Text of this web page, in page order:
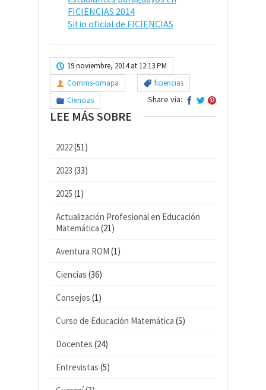
FICIENCIAS 2014
Sitio oficial de FICIENCIAS
19 noviembre, 2014 at 12:13 PM
Comms-omapa
ficiencias
Ciencias
Share via:
LEE MÁS SOBRE
2022(51)
2023 (33)
2025 (1)
Actualización Profesional en Educación
Matemática (21)
Aventura ROM (1)
Ciencias (36)
Consejos (1)
Curso de Educación Matemática (5)
Docentes (24)
Entrevistas (5)